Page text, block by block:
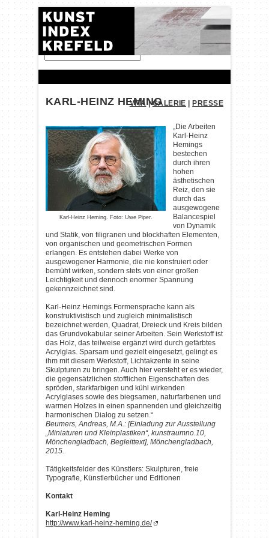
FINDEN:
KARL-HEINZ HEMING
VITA|GALERIE PRESSE
Karl-Heinz Heming. Foto: Uwe Piper.
„Die Arbeiten
Karl-Heinz
Hemings
bestechen
durch ihren
hohen
ästhetischen
Reiz, den sie
durch das
ausgewogene
Balancespiel
von Dynamik
und Statik, von filigranen und blockhaften Elementen,
von organischen und geometrischen Formen
erlangen. Es entstehen dabei Werke von
ausgewogener Harmonie, die nie konstruiert oder
bemüht wirken, sondern stets von einer großen
Leichtigkeit und dennoch enormer Spannung
gekennzeichnet sind.
Karl-Heinz Hemings Formensprache kann als
konstruktivistisch und zugleich minimalistisch
bezeichnet werden, Quadrat, Dreieck und Kreis bilden
das Grundvokabular seiner Arbeiten. Sein Werkstoff ist
das Holz, das teilweise ergänzt wird durch gefärbtes
Acrylglas. Sparsam und gezielt eingesetzt, gelingt es
ihm mit diesem Werkstoff, Lichtakzente in seine
Skulpturen zu bringen. Auch hier versteht er es wieder,
die gegensätzlichen stofflichen Eigenschaften des
spröden, starkfarbigen und kühl wirkenden
Acrylglases sowie des biegsamen, naturfarbenen und
warmen Holzes in einen spannenden und gleichzeitig
harmonischen Dialog zu setzen.“
Beumers, Andreas, M.A.: [Einladung zur Ausstellung
„Miniaturen und Kleinplastiken“, kunstraumno.10,
Mönchengladbach, Begleittext], Mönchengladbach,
2015.
Tätigkeitsfelder des Künstlers: Skulpturen, freie
Typografie, Künstlerbücher und Editionen
Kontakt
Karl-Heinz Heming
http://www.karl-heinz-heming.de/